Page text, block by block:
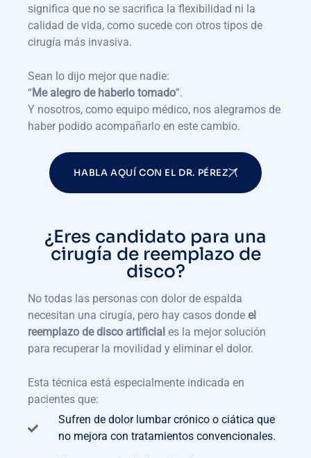
significa que no se sacrifica la flexibilidad ni la
calidad de vida, como sucede con otros tipos de
cirugía más invasiva.
Sean lo dijo mejor que nadie:
“Me alegro de haberlo tomado”.
Y nosotros, como equipo médico, nos alegramos de
haber podido acompañarlo en este cambio.
HABLA AQUÍ CON EL DR. PÉREZ
¿Eres candidato para una
cirugía de reemplazo de
disco?
No todas las personas con dolor de espalda
necesitan una cirugía, pero hay casos donde el
reemplazo de disco artificial es la mejor solución
para recuperar la movilidad y eliminar el dolor.
Esta técnica está especialmente indicada en
pacientes que:
Sufren de dolor lumbar crónico o ciática que
no mejora con tratamientos convencionales.